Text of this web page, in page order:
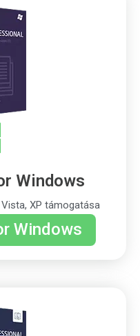
Windows
XP támogatása
Windows